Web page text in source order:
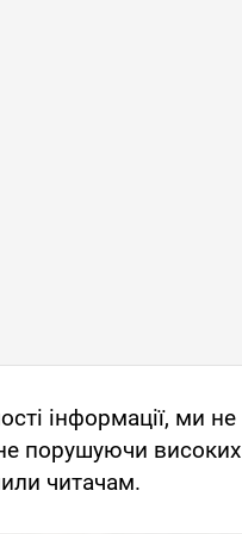
інформації, ми не
порушуючи високих
читачам.